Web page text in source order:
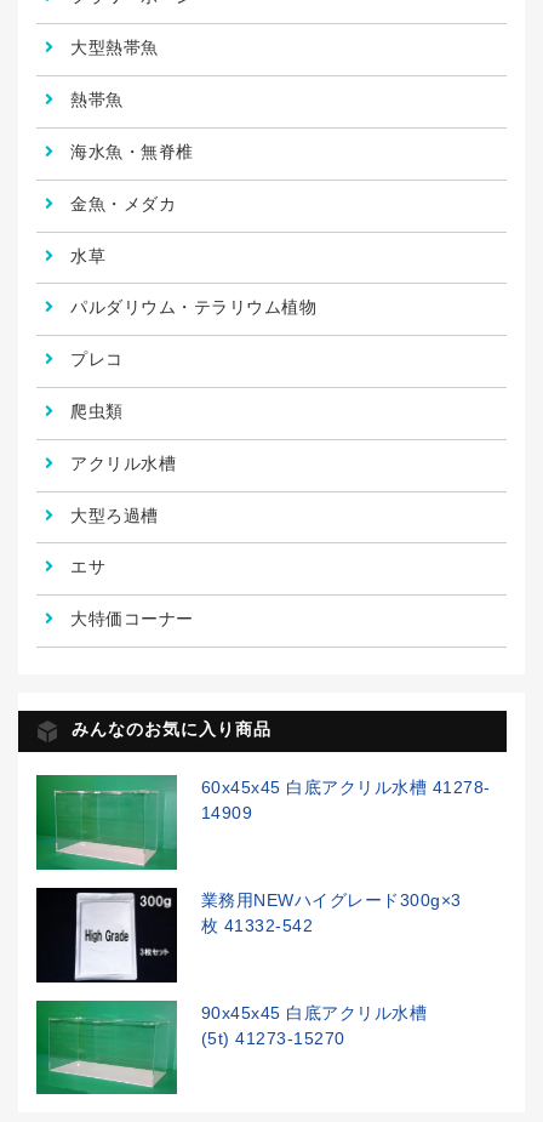
大型熱帯魚
熱帯魚
海水魚・無脊椎
金魚・メダカ
水草
パルダリウム・テラリウム植物
プレコ
爬虫類
アクリル水槽
大型ろ過槽
エサ
大特価コーナー
みんなのお気に入り商品
60x45x45 白底アクリル水槽 41278-
14909
業務用NEWハイグレード300g×3
枚 41332-542
90x45x45 白底アクリル水槽
(5t) 41273-15270